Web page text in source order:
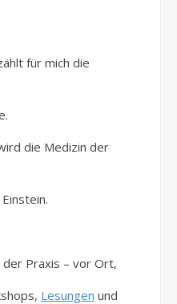
für mich die
die Medizin der
Praxis – vor Ort,
Lesungen und